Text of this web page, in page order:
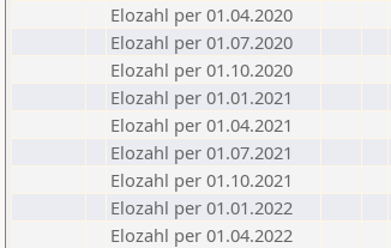
Elozahl per 01.04.2020
Elozahl per 01.07.2020
Elozahl per 01.10.2020
Elozahl per 01.01.2021
Elozahl per 01.04.2021
Elozahl per 01.07.2021
Elozahl per 01.10.2021
Elozahl per 01.01.2022
Elozahl per 01.04.2022